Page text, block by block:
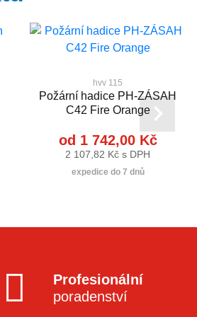
hvv 115
Požární hadice PH-ZÁSAH
C42 Fire Orange
od 1 742,00 Kč
2 107,82 Kč s DPH
expedice do 7 dnů
Profesionální
poradenství